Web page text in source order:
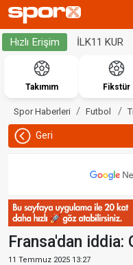
Hızlı Erişim İLK11 KUR
Takımım Fikstür
Spor Haberleri Futbol
Geri
Fransa'dan
11 Temmuz 2025 13:27